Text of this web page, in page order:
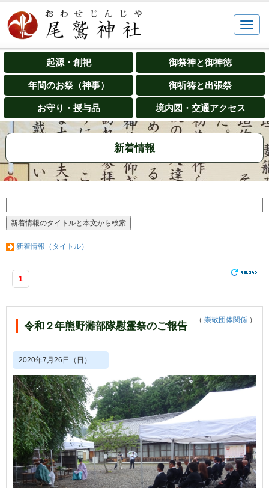
起源・創祀 御祭神と御神徳
年間のお祭（神事） 御祈祷と出張祭
お守り・授与品 境内図・交通アクセス
新着情報
新着情報（タイトル）
1
令和２年熊野灘部隊慰霊祭のご報告 （ 崇敬団体関係 ）
2020年7月26日（日）